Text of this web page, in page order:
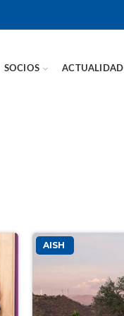
SOCIOS ACTUALIDAD
AISH